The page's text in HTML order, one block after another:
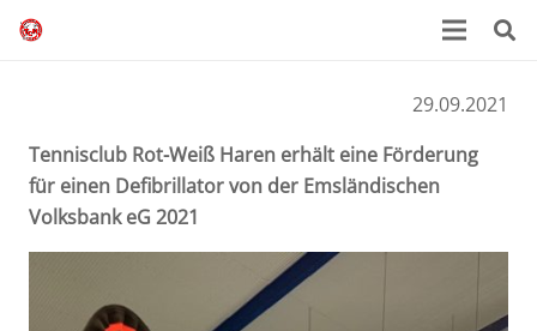
29.09.2021
Tennisclub Rot-Weiß Haren erhält eine Förderung
für einen Defibrillator von der Emsländischen
Volksbank eG 2021